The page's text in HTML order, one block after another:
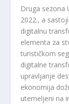
Druga sezona
2022., a
digitalnu
elementa za
turističkom
digitalne
upravljanje
ekonomija
utemeljeni na